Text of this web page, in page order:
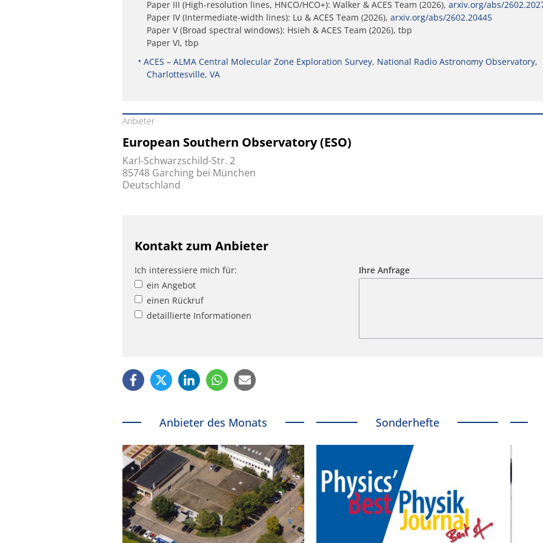
Paper III (High-resolution lines, HNCO/HCO+): Walker & ACES Team (2026), arxiv.org/abs/
Paper IV (Intermediate-width lines): Lu & ACES Team (2026), arxiv.org/abs/2602.20445
Paper V (Broad spectral windows): Hsieh & ACES Team (2026), tbp
Paper VI, tbp
ACES – ALMA Central Molecular Zone Exploration Survey, National Radio Astronomy Observatory,
Charlottesville, VA
Anbieter
European Southern Observatory (ESO)
Karl-Schwarzschild-Str. 2
85748 Garching bei München
Deutschland
Kontakt zum Anbieter
Ich interessiere mich für:
ein Angebot
einen Rückruf
detaillierte Informationen
Ihre Anfrage
Anbieter des Monats Sonderhefte